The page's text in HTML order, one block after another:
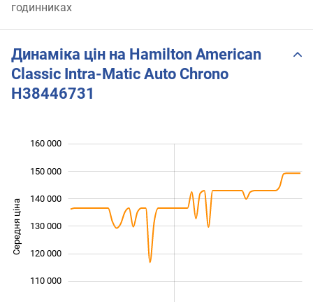
годинниках
Динаміка цін на Hamilton American
Classic Intra-Matic Auto Chrono
H38446731
Середня ціна 100 000
110 000
120 000
130 000
140 000
150 000
160 000